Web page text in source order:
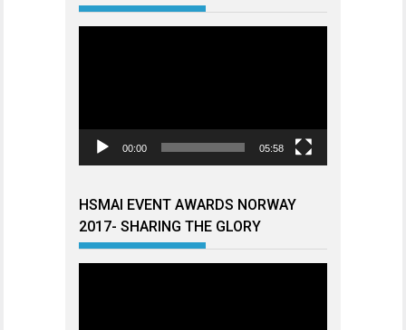
00:00 05:58
HSMAI EVENT AWARDS NORWAY
2017- SHARING THE GLORY